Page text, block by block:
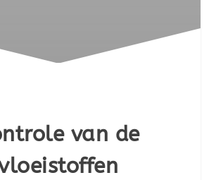
van de